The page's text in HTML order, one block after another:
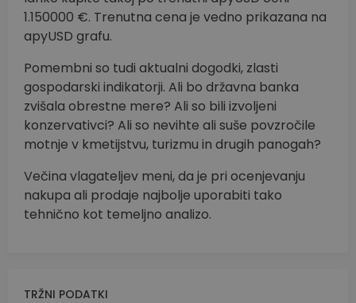
1.150000 €. Trenutna cena je vedno prikazana na
apyUSD grafu.
Pomembni so tudi aktualni dogodki, zlasti
gospodarski indikatorji. Ali bo državna banka
zvišala obrestne mere? Ali so bili izvoljeni
konzervativci? Ali so nevihte ali suše povzročile
motnje v kmetijstvu, turizmu in drugih panogah?
Večina vlagateljev meni, da je pri ocenjevanju
nakupa ali prodaje najbolje uporabiti tako
tehnično kot temeljno analizo.
TRŽNI PODATKI